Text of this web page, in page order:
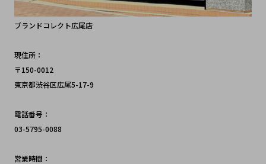
ブランドコレクト広尾店
現住所：
〒150-0012
東京都渋谷区広尾5-17-9
電話番号：
03-5795-0088
営業時間：